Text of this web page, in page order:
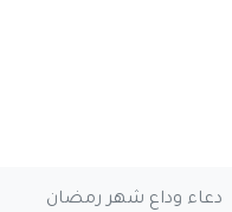
دعاء وداع شهر رمضان